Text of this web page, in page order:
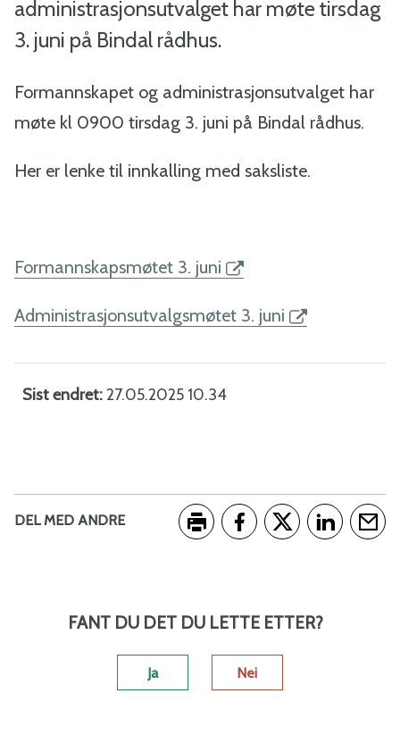
l
-
B
i
d
a
k
n
e
administrasjonsutvalget har møte tirsdag
3. juni på Bindal rådhus.
Formannskapet og administrasjonsutvalget har
møte kl 0900 tirsdag 3. juni på Bindal rådhus.
Her er lenke til innkalling med saksliste.
Formannskapsmøtet 3. juni
Administrasjonsutvalgsmøtet 3. juni
Sist endret 27.05.2025 10.34
DEL MED ANDRE
FANT DU DET DU LETTE ETTER?
Ja Nei